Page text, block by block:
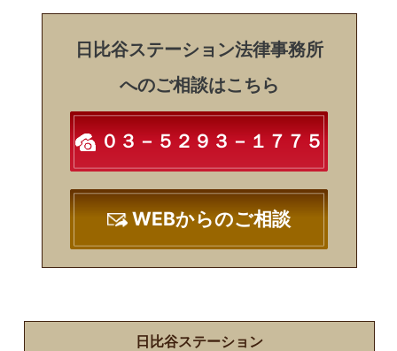
日比谷ステーション法律事務所
へのご相談はこちら
０３－５２９３－１７７５
WEBからのご相談
日比谷ステーション